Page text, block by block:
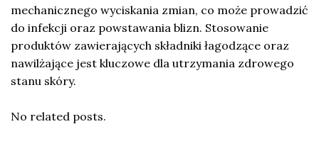
mechanicznego wyciskania zmian, co może prowadzić
do infekcji oraz powstawania blizn. Stosowanie
produktów zawierających składniki łagodzące oraz
nawilżające jest kluczowe dla utrzymania zdrowego
stanu skóry.
No related posts.